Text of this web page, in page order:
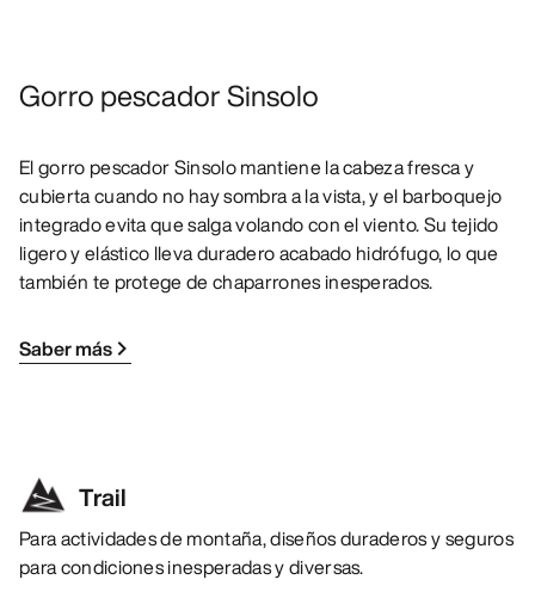
Gorro pescador Sinsolo
El gorro pescador Sinsolo mantiene la cabeza fresca y
cubierta cuando no hay sombra a la vista, y el barboquejo
integrado evita que salga volando con el viento. Su tejido
ligero y elástico lleva duradero acabado hidrófugo, lo que
también te protege de chaparrones inesperados.
Saber más
Trail
Para actividades de montaña, diseños duraderos y seguros
para condiciones inesperadas y diversas.